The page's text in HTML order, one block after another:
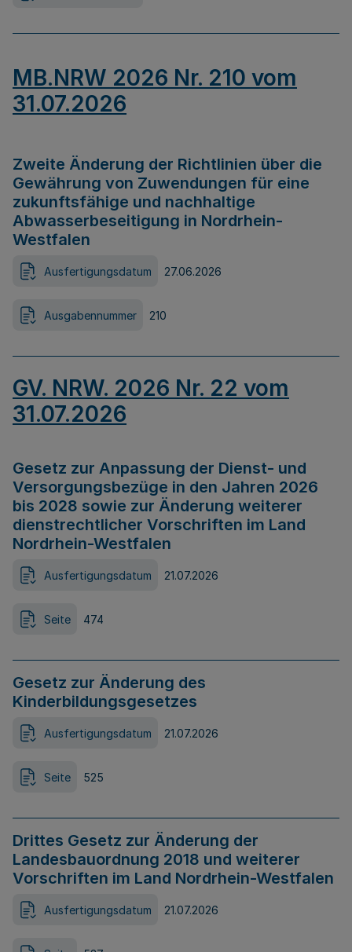
MB.NRW 2026 Nr. 210 vom
31.07.2026
Zweite Änderung der Richtlinien über die
Gewährung von Zuwendungen für eine
zukunftsfähige und nachhaltige
Abwasserbeseitigung in Nordrhein-
Westfalen
Ausfertigungsdatum 27.06.2026
Ausgabennummer 210
GV. NRW. 2026 Nr. 22 vom
31.07.2026
Gesetz zur Anpassung der Dienst- und
Versorgungsbezüge in den Jahren 2026
bis 2028 sowie zur Änderung weiterer
dienstrechtlicher Vorschriften im Land
Nordrhein-Westfalen
Ausfertigungsdatum 21.07.2026
Seite 474
Gesetz zur Änderung des
Kinderbildungsgesetzes
Ausfertigungsdatum 21.07.2026
Seite 525
Drittes Gesetz zur Änderung der
Landesbauordnung 2018 und weiterer
Vorschriften im Land Nordrhein-Westfalen
Ausfertigungsdatum 21.07.2026